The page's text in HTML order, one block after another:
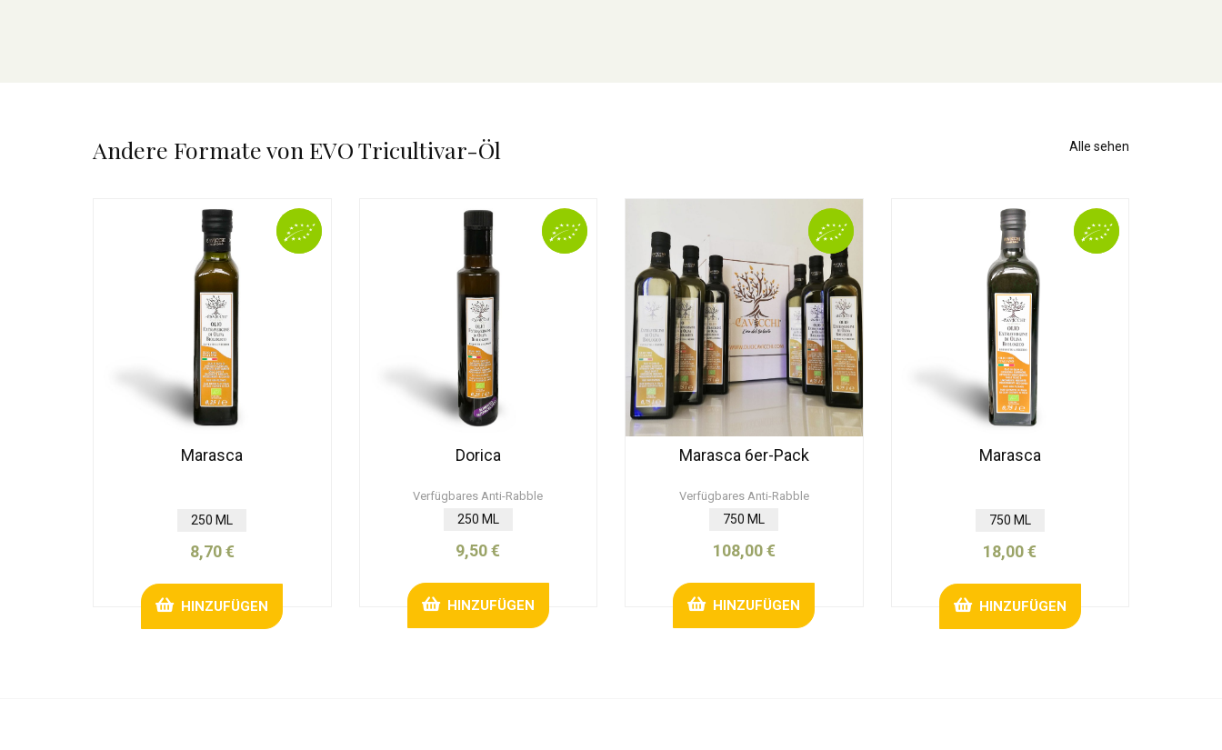
Andere Formate von EVO Tricultivar-Öl Alle sehen
Marasca
250 ML
8,70 €
HINZUFÜGEN
Dorica
Verfügbares Anti-Rabble
250 ML
9,50 €
HINZUFÜGEN
Marasca 6er-Pack
Verfügbares Anti-Rabble
750 ML
108,00 €
HINZUFÜGEN
Marasca
750 ML
18,00 €
HINZUFÜGEN